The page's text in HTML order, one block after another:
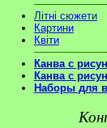
Літні сюжети
Картини
Квіти
Канва с
Канва с
Наборы для